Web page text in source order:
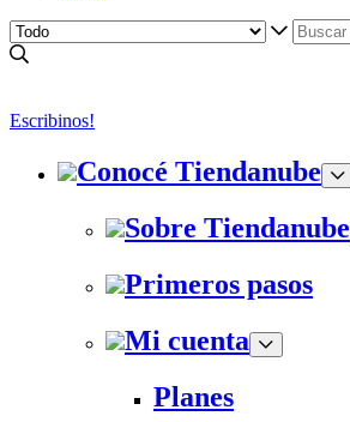
Escribinos!
Conocé Tiendanube
Sobre Tiendanube
Primeros pasos
Mi cuenta
Planes